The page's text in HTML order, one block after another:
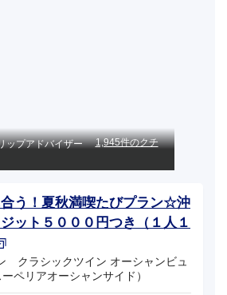
1,945件のクチ
う！夏秋満喫たびプラン☆沖
ット５０００円つき（１人１
ラシックツイン オーシャンビュ
ペリアオーシャンサイド）